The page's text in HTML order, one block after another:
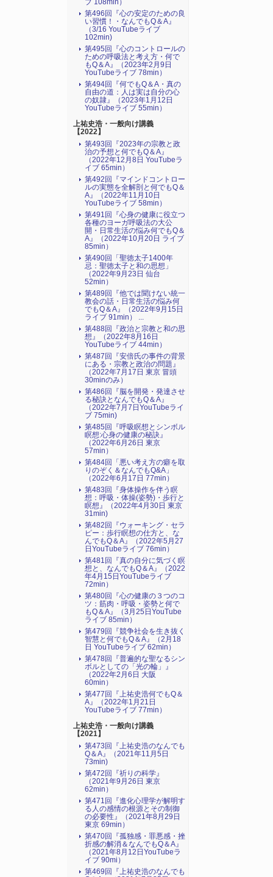
ブ 108min）
第496回『心の安定のための良
い習慣！・なんでもQ＆A』
（3/16 YouTubeライブ
102min)
第495回『心のコントロールの
ための呼吸法と考え方・何で
もQ＆A』（2023年2月9日
YouTubeライブ 78min）
第494回『何でもQ＆A・真の
自由の道：人は実は自分の心
の奴隷』（2023年1月12日
YouTubeライブ 55min）
上祐史浩・一般向け講義
【2022】
第493回『2023年の宗教と政
治の予想と何でもQ＆A』
（2022年12月8日 YouTubeラ
イブ 65min）
第492回『マインドコントロー
ルの実態を全解剖と何でもQ＆
A』（2022年11月10日
YouTubeライブ 58min）
第491回『心身の健康に役立つ
各種のヨーガ呼吸法の大公
開・日常生活の悩み何でもQ＆
A』（2022年10月20日 ライブ
85min）
第490回「聖徳太子1400年
忌：聖徳太子と和の思想」
（2022年9月23日 仙台
52min）
第489回『他では聞けない統一
教会の話・日常生活の悩み何
でもQ＆A』（2022年9月15日
ライブ 91min） ...
第488回『政治と宗教と和の思
想』（2022年8月16日
YouTubeライブ 44min）
第487回『安倍氏の事件の背景
にある・宗教と政治の問題』
（2022年7月17日 東京 冒頭
30minのみ）
第486回『脳を開発・発達させ
る秘訣となんでもQ＆A』
（2022年7月7日YouTubeライ
ブ 75min)
第485回『呼吸瞑想とシンボル
瞑想:心身の健康の秘訣』
（2022年6月26日 東京
57min）
第484回「悪い考え方の癖を取
りのぞく＆なんでもQ&A」
（2022年6月17日 77min）
第483回『身体操作を伴う瞑
想：呼吸・体操(姿勢)・歩行と
瞑想』（2022年4月30日 東京
31min)
第482回『ウォーキング・セラ
ピー：歩行瞑想の仕方と、な
んでもQ＆A』（2022年5月27
日YouTubeライブ 76min）
第481回『真の自分に気づく瞑
想と、なんでもQ＆A』（2022
年4月15日YouTubeライブ
72min）
第480回『心の健康の３つのコ
ツ：筋肉・呼吸・姿勢と何で
もQ＆A』（3月25日YouTube
ライブ 85min）
第479回『競争社会を生き抜く
智慧と何でもQ＆A』（2月18
日 YouTubeライブ 62min）
第478回『普遍的な聖なるシン
ボルとしての「光の輪」』
（2022年2月6日 大阪
60min）
第477回『上祐史浩何でもQ＆
A』（2022年1月21日
YouTubeライブ 77min）
上祐史浩・一般向け講義
【2021】
第473回『上祐史浩のなんでも
Q＆A』（2021年11月5日
73min)
第472回『祈りの科学』
（2021年9月26日 東京
62min）
第471回『進化心理学が解明す
る人の感情の根源とその制御
の必要性』（2021年8月29日
東京 69min）
第470回『孤独感・罪悪感・挫
折感の解消＆なんでもQ＆A』
（2021年8月12日YouTubeラ
イブ 90mi）
第469回『上祐史浩のなんでも